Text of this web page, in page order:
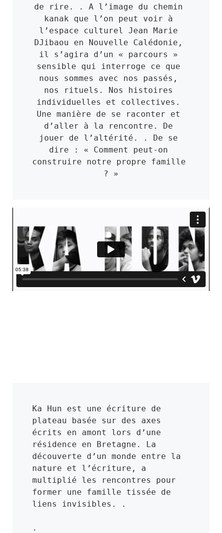
de rire. . A l’image du chemin
kanak que l’on peut voir à
l’espace culturel Jean Marie
DJibaou en Nouvelle Calédonie,
il s’agira d’un « parcours »
sensible qui interroge ce que
nous sommes avec nos passés,
nos rituels. Nos histoires
individuelles et collectives.
Une manière de se raconter et
d’aller à la rencontre. De
jouer de l’altérité. . De se
dire : « Comment peut-on
construire notre propre famille
? »
Ka Hun est une écriture de
plateau basée sur des axes
écrits en amont lors d’une
résidence en Bretagne. La
découverte d’un monde entre la
nature et l’écriture, a
multiplié les rencontres pour
former une famille tissée de
liens invisibles. .
.